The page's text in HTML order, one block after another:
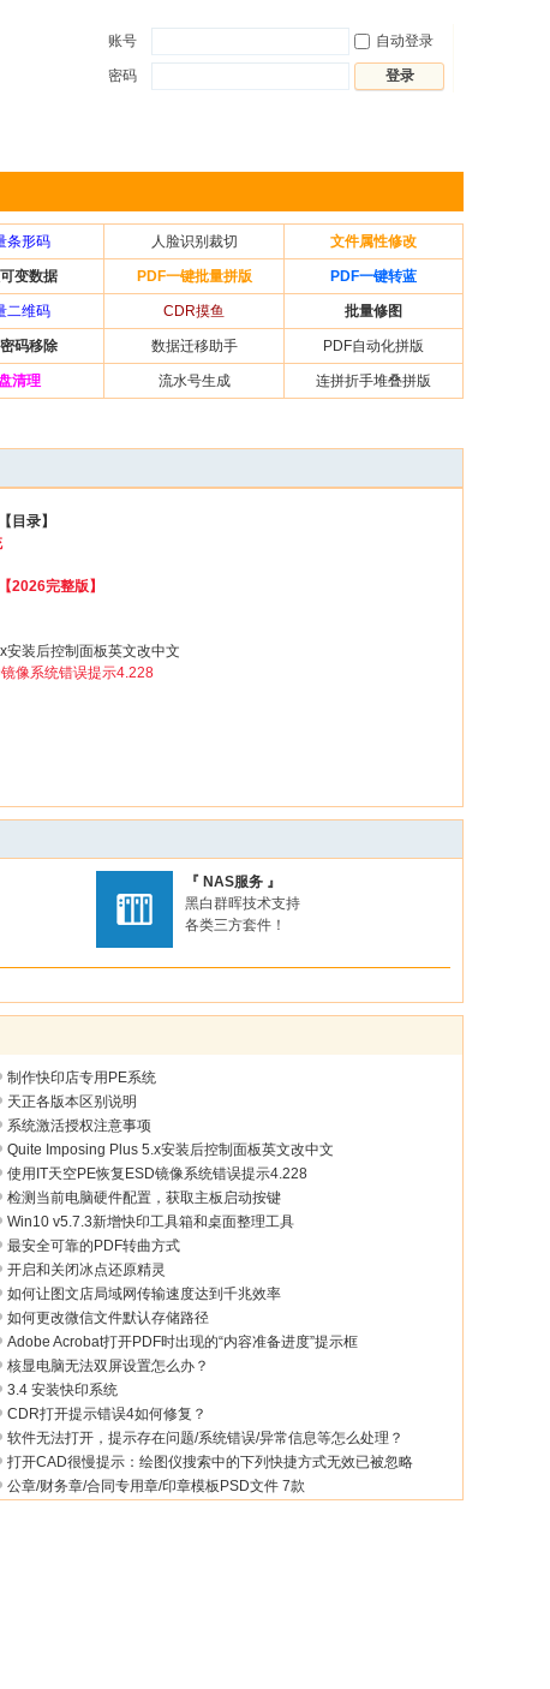
自动登录
密码 登录
条形码 人脸识别裁切 文件属性修改
变数据 PDF一键批量拼版 PDF一键转蓝
二维码 CDR摸鱼 批量修图
码移除 数据迁移助手 PDF自动化拼版
清理 流水号生成 连拼折手堆叠拼版
目录】
2026完整版】
装后控制面板英文改中文
像系统错误提示4.228
『 NAS服务 』
黑白群晖技术支持
各类三方套件！
制作快印店专用PE系统
天正各版本区别说明
系统激活授权注意事项
Quite Imposing Plus 5.x安装后控制面板英文改中文
使用IT天空PE恢复ESD镜像系统错误提示4.228
检测当前电脑硬件配置，获取主板启动按键
Win10 v5.7.3新增快印工具箱和桌面整理工具
最安全可靠的PDF转曲方式
开启和关闭冰点还原精灵
如何让图文店局域网传输速度达到千兆效率
如何更改微信文件默认存储路径
Adobe Acrobat打开PDF时出现的“内容准备进度”提示框
核显电脑无法双屏设置怎么办？
3.4 安装快印系统
CDR打开提示错误4如何修复？
软件无法打开，提示存在问题/系统错误/异常信息等怎么处理？
打开CAD很慢提示：绘图仪搜索中的下列快捷方式无效已被忽略
公章/财务章/合同专用章/印章模板PSD文件 7款